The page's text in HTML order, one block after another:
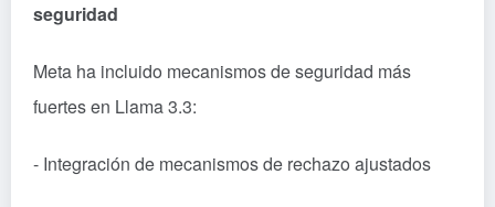
seguridad
Meta ha incluido mecanismos de seguridad más
fuertes en Llama 3.3:
- Integración de mecanismos de rechazo ajustados